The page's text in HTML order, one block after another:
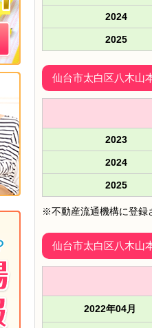
2024
2025
仙台市太白区八木山
2023
2024
2025
※不動産流通機構に登録
仙台市太白区八木山
2022年04月